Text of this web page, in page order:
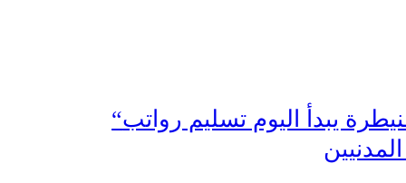
“تسليف” القنيطرة يبدأ اليوم تسليم رواتب